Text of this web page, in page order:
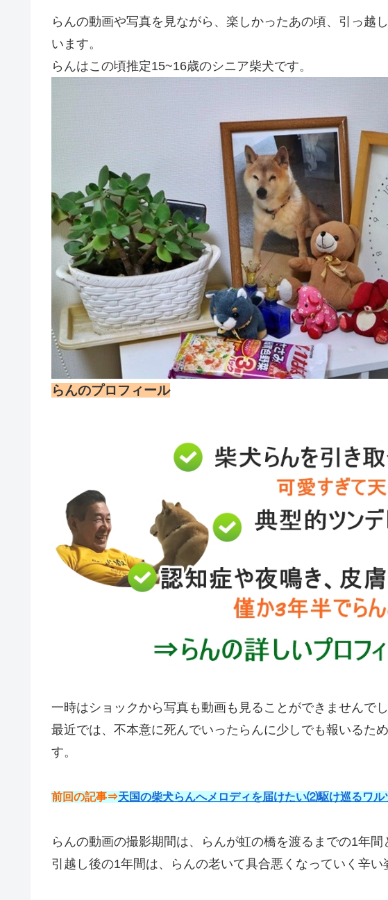
らんの動画や写真を見ながら、楽しかったあの頃、引っ越
います。
らんはこの頃推定15~16歳のシニア柴犬です。
らんのプロフィール
一時はショックから写真も動画も見ることができませんでし
最近では、不本意に死んでいったらんに少しでも報いるた
す。
前回の記事⇒天国の柴犬らんへメロディを届けたい⑵駆け巡るワル
らんの動画の撮影期間は、らんが虹の橋を渡るまでの1年間
引越し後の1年間は、らんの老いて具合悪くなっていく辛い